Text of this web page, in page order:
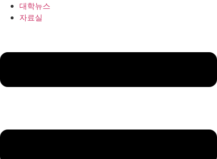
대학뉴스
자료실